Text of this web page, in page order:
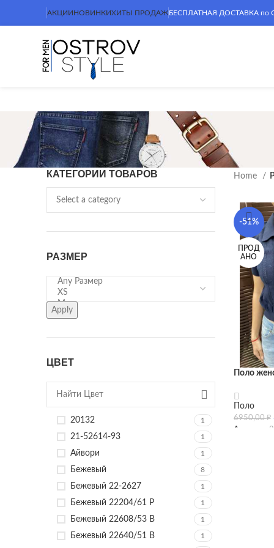
АКЦИИНОВИНКИХИТЫ ПРОДАЖБЕСПЛАТНАЯ ДОСТАВКА по
КАТЕГОРИИ ТОВАРОВ
РАЗМЕР
Apply
ЦВЕТ
20132 1
21-52614-93 1
Айвори 1
Бежевый 8
Бежевый 22-2627 1
Бежевый 22204/61 Р 1
Бежевый 22608/53 В 1
Бежевый 22640/51 В 1
Home
-51%
ПРОД
АНО
Поло
Поло
6950,00₽
Артикул: